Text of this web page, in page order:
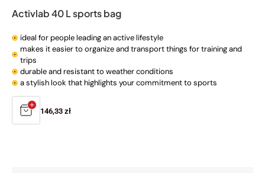
Activlab 40 L sports bag
ideal for people leading an active lifestyle
makes it easier to organize and transport things for training and
trips
durable and resistant to weather conditions
a stylish look that highlights your commitment to sports
Regular
146,33 zł